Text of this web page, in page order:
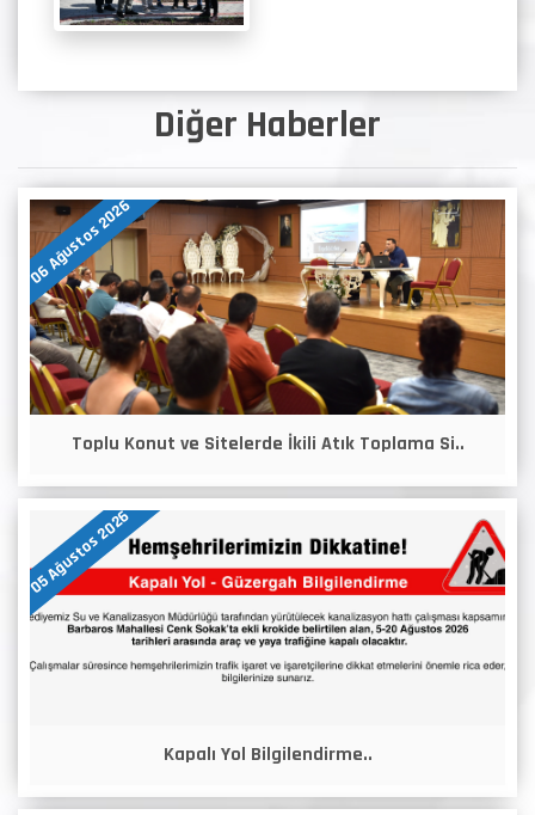
Diğer Haberler
06 Ağustos 2026
Toplu Konut ve Sitelerde İkili Atık Toplama Si..
05 Ağustos 2026
Kapalı Yol Bilgilendirme..